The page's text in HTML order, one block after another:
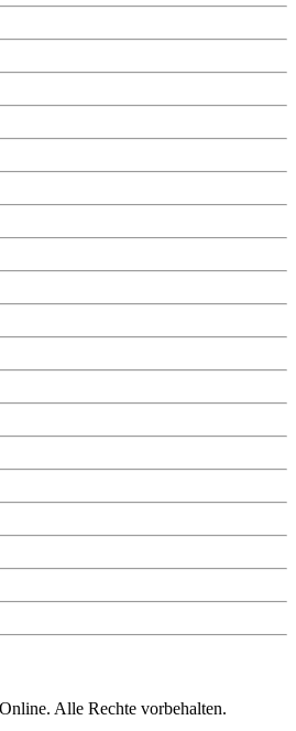
Alle Rechte vorbehalten.